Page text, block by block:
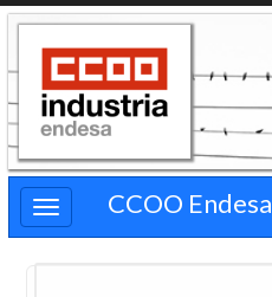
Pasar
contenido
principal
CCOO Endesa